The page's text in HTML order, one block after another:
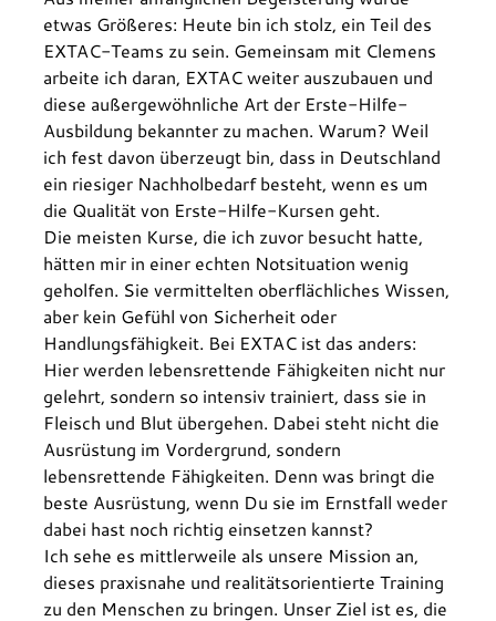
etwas Größeres: Heute bin ich stolz, ein Teil des
EXTAC-Teams zu sein. Gemeinsam mit Clemens
arbeite ich daran, EXTAC weiter auszubauen und
diese außergewöhnliche Art der Erste-Hilfe-
Ausbildung bekannter zu machen. Warum? Weil
ich fest davon überzeugt bin, dass in Deutschland
ein riesiger Nachholbedarf besteht, wenn es um
die Qualität von Erste-Hilfe-Kursen geht.
Die meisten Kurse, die ich zuvor besucht hatte,
hätten mir in einer echten Notsituation wenig
geholfen. Sie vermittelten oberflächliches Wissen,
aber kein Gefühl von Sicherheit oder
Handlungsfähigkeit. Bei EXTAC ist das anders:
Hier werden lebensrettende Fähigkeiten nicht nur
gelehrt, sondern so intensiv trainiert, dass sie in
Fleisch und Blut übergehen. Dabei steht nicht die
Ausrüstung im Vordergrund, sondern
lebensrettende Fähigkeiten. Denn was bringt die
beste Ausrüstung, wenn Du sie im Ernstfall weder
dabei hast noch richtig einsetzen kannst?
Ich sehe es mittlerweile als unsere Mission an,
dieses praxisnahe und realitätsorientierte Training
zu den Menschen zu bringen. Unser Ziel ist es, die